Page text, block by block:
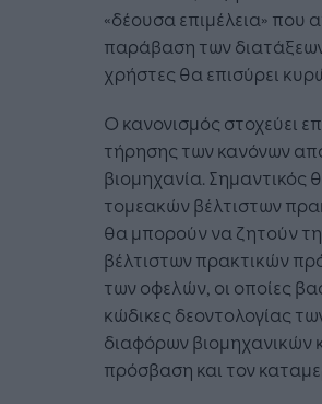
«δέουσα επιμέλεια» που
παράβαση των
χρήστες θα επισύρει
Ο κανονισμός στοχεύει
τήρησης των κανόνων
βιομηχανία. Σημαντικός
τομεακών βέλτιστων
θα μπορούν να ζητούν
βέλτιστων πρακτικών
των οφελών, οι οποίες
κώδικες δεοντολογίας
διαφόρων βιομηχανικών
πρόσβαση και τον